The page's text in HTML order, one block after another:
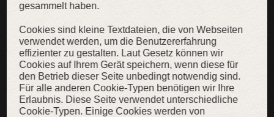
Samtweste „Prinzessin im Exil“
Feine Damenweste aus echtem Samt
139,00 € 99,00 €
gesammelt haben.
Cookies sind kleine Textdateien, die von Webseiten
verwendet werden, um die Benutzererfahrung
effizienter zu gestalten. Laut Gesetz können wir
Cookies auf Ihrem Gerät speichern, wenn diese für
den Betrieb dieser Seite unbedingt notwendig sind.
Für alle anderen Cookie-Typen benötigen wir Ihre
Erlaubnis. Diese Seite verwendet unterschiedliche
Cookie-Typen. Einige Cookies werden von